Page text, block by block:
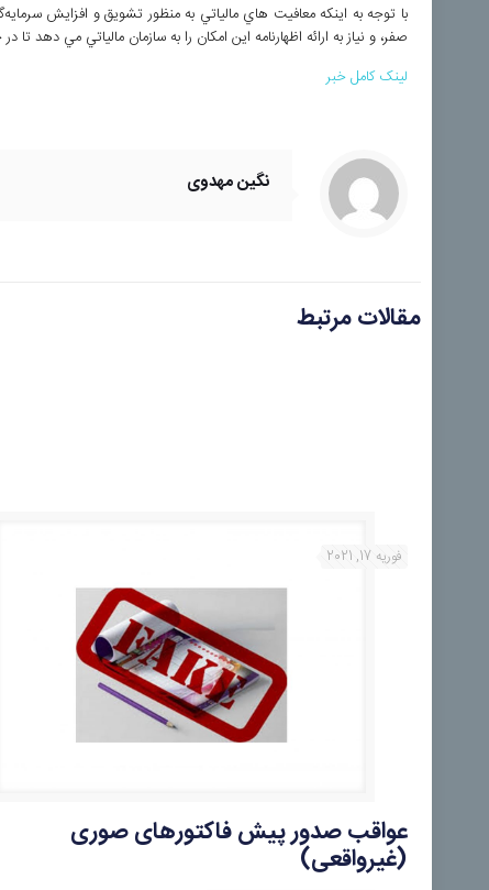
با توجه به اينکه معافيت هاي مالياتي به منظور تشويق و افزايش
صفر، و نياز به ارائه اظهارنامه اين امکان را به سازمان مالياتي مي دهد
لینک کامل خبر
نگین مهدوی
مقالات مرتبط
فوریه 17, 2021
عواقب صدور پیش فاکتورهای صوری
(غیرواقعی)